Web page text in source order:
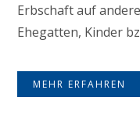
Erbschaft auf
Ehegatten, Kinder
MEHR ERFAHREN